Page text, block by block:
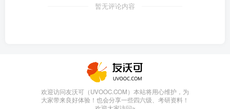
暂无评论内容
欢迎访问友沃可（UVOOC.COM）本站将用心维护，为
大家带来良好体验！也会分享一些四六级、考研资料！